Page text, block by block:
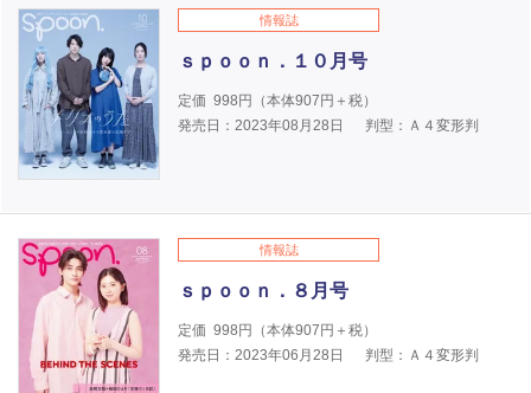
情報誌
ｓｐｏｏｎ．１０月号
定価 998円（本体907円＋税）
発売日：2023年08月28日
判型：Ａ４変形判
情報誌
ｓｐｏｏｎ．８月号
定価 998円（本体907円＋税）
発売日：2023年06月28日
判型：Ａ４変形判